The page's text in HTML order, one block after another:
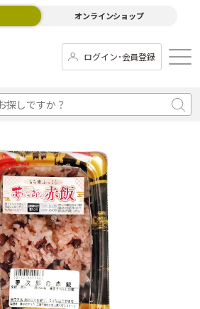
オンラインショップ
ログイン･会員登録